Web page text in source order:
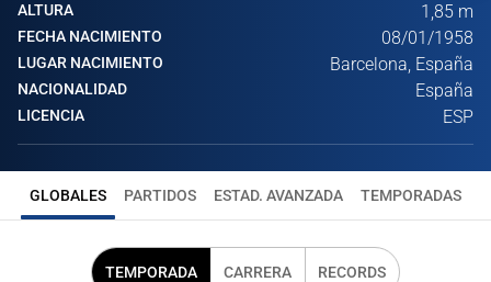
ALTURA 1,85 m
FECHA NACIMIENTO 08/01/1958
LUGAR NACIMIENTO Barcelona, España
NACIONALIDAD España
LICENCIA ESP
GLOBALES PARTIDOS ESTAD. AVANZADA TEMPORADAS
TEMPORADA CARRERA RECORDS